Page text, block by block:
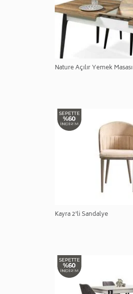
Nature Açılır Yemek Masası
Kayra 2'li Sandalye